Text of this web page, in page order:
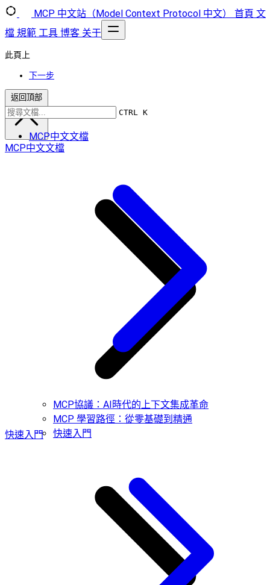
MCP 中文站（Model Context Protocol 中文） 首頁 文
檔 規範 工具 博客 关于
CTRL K
MCP中文文檔
MCP協議：AI時代的上下文集成革命
MCP 學習路徑：從零基礎到精通
快速入門
此頁上
下一步
返回頂部
MCP中文文檔
快速入門